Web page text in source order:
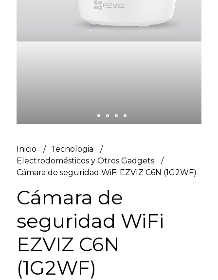
Inicio
Tecnologia
Electrodomésticos y Otros Gadgets
Cámara de seguridad WiFi EZVIZ C6N (1G2WF)
Cámara de
seguridad WiFi
EZVIZ C6N
(1G2WF)